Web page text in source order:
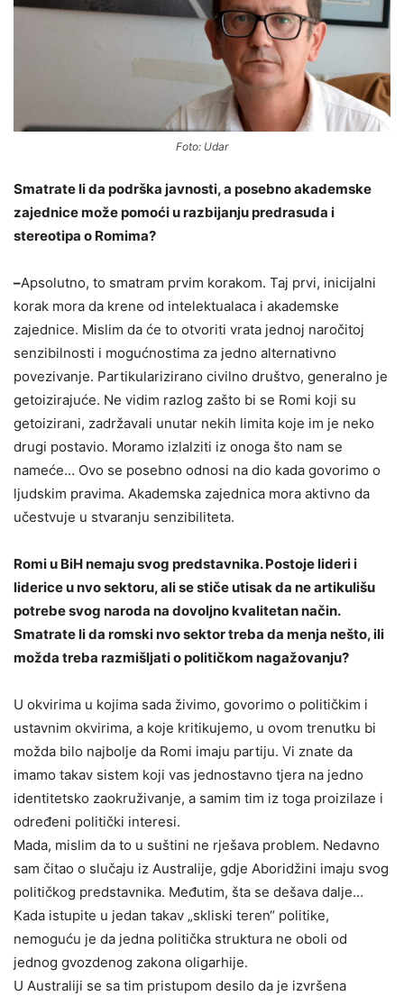
Foto: Udar
Smatrate li da podrška javnosti, a posebno akademske
zajednice može pomoći u razbijanju predrasuda i
stereotipa o Romima?
–Apsolutno, to smatram prvim korakom. Taj prvi, inicijalni
korak mora da krene od intelektualaca i akademske
zajednice. Mislim da će to otvoriti vrata jednoj naročitoj
senzibilnosti i mogućnostima za jedno alternativno
povezivanje. Partikularizirano civilno društvo, generalno je
getoizirajuće. Ne vidim razlog zašto bi se Romi koji su
getoizirani, zadržavali unutar nekih limita koje im je neko
drugi postavio. Moramo izlalziti iz onoga što nam se
nameće… Ovo se posebno odnosi na dio kada govorimo o
ljudskim pravima. Akademska zajednica mora aktivno da
učestvuje u stvaranju senzibiliteta.
Romi u BiH nemaju svog predstavnika. Postoje lideri i
liderice u nvo sektoru, ali se stiče utisak da ne artikulišu
potrebe svog naroda na dovoljno kvalitetan način.
Smatrate li da romski nvo sektor treba da menja nešto, ili
možda treba razmišljati o političkom nagažovanju?
U okvirima u kojima sada živimo, govorimo o političkim i
ustavnim okvirima, a koje kritikujemo, u ovom trenutku bi
možda bilo najbolje da Romi imaju partiju. Vi znate da
imamo takav sistem koji vas jednostavno tjera na jedno
identitetsko zaokruživanje, a samim tim iz toga proizilaze i
određeni politički interesi.
Mada, mislim da to u suštini ne rješava problem. Nedavno
sam čitao o slučaju iz Australije, gdje Aboridžini imaju svog
političkog predstavnika. Međutim, šta se dešava dalje…
Kada istupite u jedan takav „skliski teren“ politike,
nemoguću je da jedna politička struktura ne oboli od
jednog gvozdenog zakona oligarhije.
U Australiji se sa tim pristupom desilo da je izvršena